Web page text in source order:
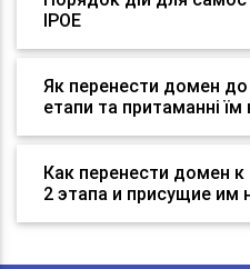
IPOE
Як перенести домен до
етапи та притаманні
Как перенести домен к
2 этапа и присущие им